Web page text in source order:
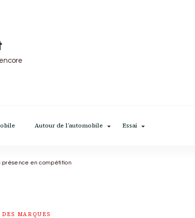
Autour de l’automobile Essai
présence en compétition
MARQUES